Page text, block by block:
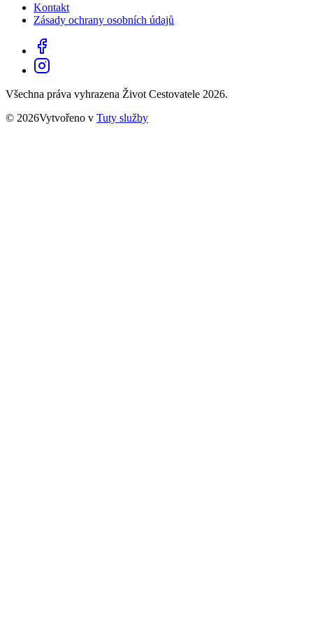
Kontakt
Zásady ochrany osobních údajů
Všechna práva vyhrazena Život Cestovatele 2026.
© 2026Vytvořeno v Tuty služby